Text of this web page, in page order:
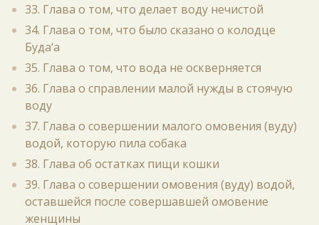
33. Глава о том, что делает воду нечистой
34. Глава о том, что было сказано о колодце
Буда‘а
35. Глава о том, что вода не оскверняется
36. Глава о справлении малой нужды в стоячую
воду
37. Глава о совершении малого омовения (вуду)
водой, которую пила собака
38. Глава об остатках пищи кошки
39. Глава о совершении омовения (вуду) водой,
оставшейся после совершавшей омовение
женщины